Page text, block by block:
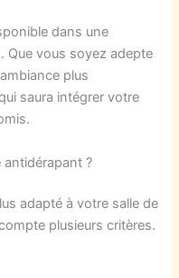
dans une
Que vous soyez adepte
plus
saura intégrer votre
?
adapté à votre salle de
plusieurs critères.